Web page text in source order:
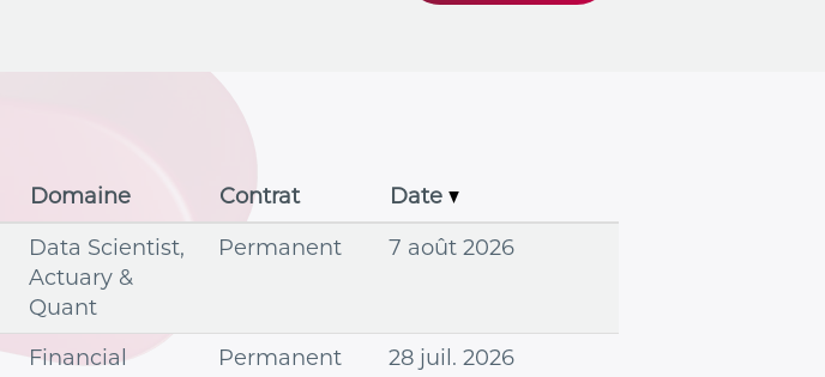
Domaine Contrat
Date
Data Scientist,
Actuary &
Quant
Permanent 7 août 2026
Financial Permanent
28 juil. 2026